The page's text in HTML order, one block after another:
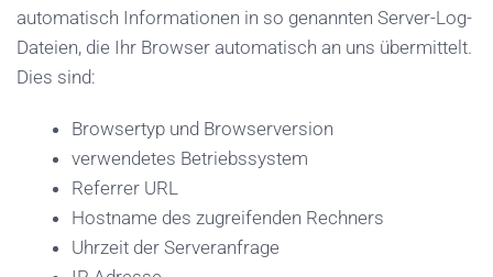
automatisch Informationen in so genannten Server-Log-
Dateien, die Ihr Browser automatisch an uns übermittelt.
Dies sind:
Browsertyp und Browserversion
verwendetes Betriebssystem
Referrer URL
Hostname des zugreifenden Rechners
Uhrzeit der Serveranfrage